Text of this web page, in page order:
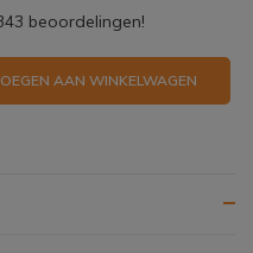
beoordelingen!
AAN WINKELWAGEN